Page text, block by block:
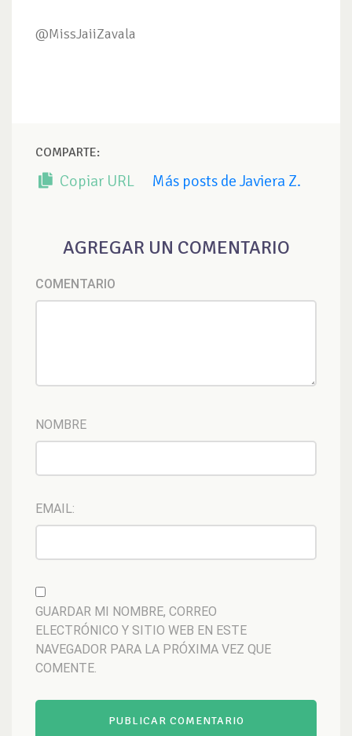
@MissJaiiZavala
COMPARTE:
Copiar URL Más posts de Javiera Z.
AGREGAR UN COMENTARIO
COMENTARIO
NOMBRE
EMAIL:
GUARDAR MI NOMBRE, CORREO
ELECTRÓNICO Y SITIO WEB EN ESTE
NAVEGADOR PARA LA PRÓXIMA VEZ QUE
COMENTE.